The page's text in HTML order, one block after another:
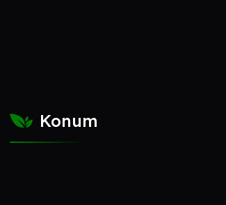
Konum